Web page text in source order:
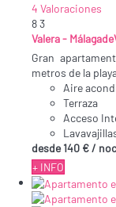
4 Valoraciones
83
Valera -
Gran
metros de la
Aire
Terraza
Acceso
desde 140 €/
+ INFO